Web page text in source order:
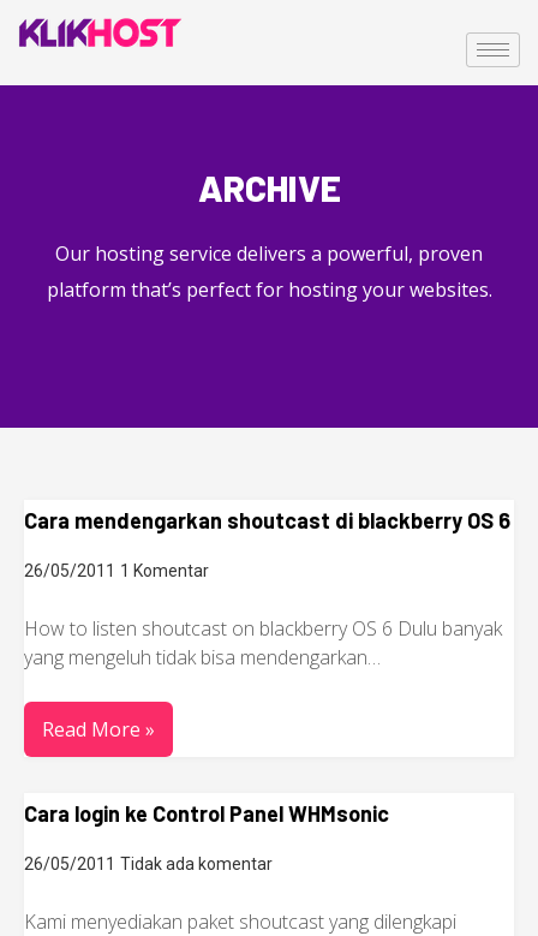
ARCHIVE
Our hosting service delivers a powerful, proven
platform that’s perfect for hosting your websites.
Cara mendengarkan shoutcast di blackberry OS 6
26/05/2011 1 Komentar
How to listen shoutcast on blackberry OS 6 Dulu banyak
yang mengeluh tidak bisa mendengarkan…
Read More »
Cara login ke Control Panel WHMsonic
26/05/2011 Tidak ada komentar
Kami menyediakan paket shoutcast yang dilengkapi